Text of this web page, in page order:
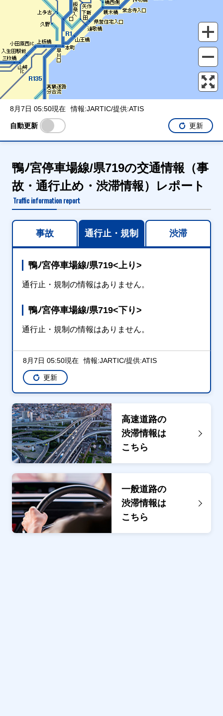
規制 通行止め
8月7日 05:50現在 情報:JARTIC/提供:ATIS
自動更新 更新
鴨ﾉ宮停車場線/県719の交通情報（事
故・通行止め・渋滞情報）レポート
Traffic information report
事故 通行止・規制 渋滞
鴨ﾉ宮停車場線/県719<上り>
通行止・規制の情報はありません。
鴨ﾉ宮停車場線/県719<下り>
通行止・規制の情報はありません。
8月7日 05:50現在 情報:JARTIC/提供:ATIS
更新
高速道路の
渋滞情報は
こちら
一般道路の
渋滞情報は
こちら